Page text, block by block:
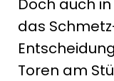
Doch auch
das
Toren am